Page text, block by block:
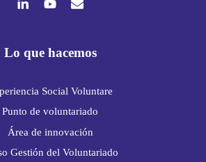
Lo que hacemos
Social Voluntare
Punto de voluntariado
Área de innovación
Gestión del Voluntariado